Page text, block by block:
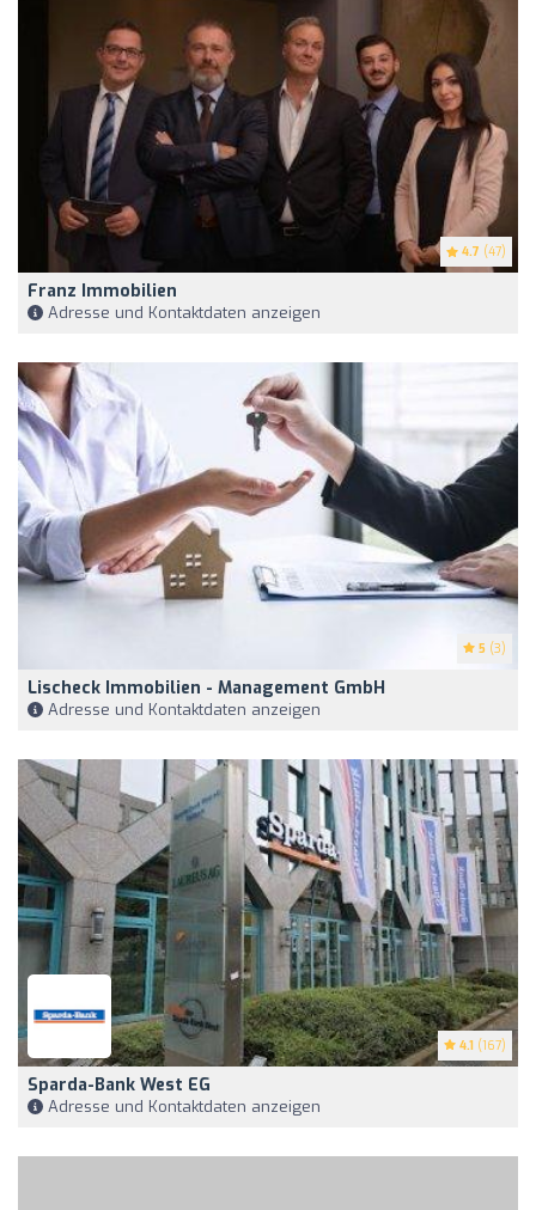
4.7 (47)
Franz Immobilien
Adresse und Kontaktdaten anzeigen
5 (3)
Lischeck Immobilien - Management GmbH
Adresse und Kontaktdaten anzeigen
4.1 (167)
Sparda-Bank West EG
Adresse und Kontaktdaten anzeigen